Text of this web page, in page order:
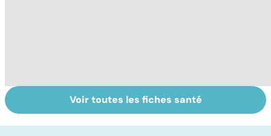
Faire du sport à
domicile, c'est
Don de gamètes :
le pour et le
Voir toutes les fiches santé